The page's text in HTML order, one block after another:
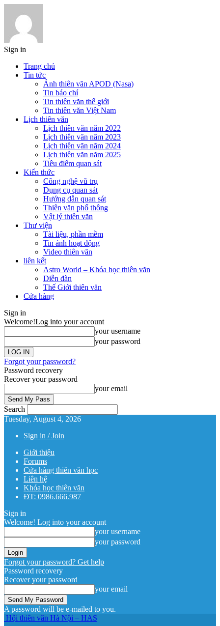
Sign in
Trang chủ
Tin tức
Ảnh thiên văn APOD (Nasa)
Tin báo chí
Tin thiên văn thế giới
Tin thiên văn Việt Nam
Lịch thiên văn
Lịch thiên văn năm 2022
Lịch thiên văn năm 2023
Lịch thiên văn năm 2024
Lịch thiên văn năm 2025
Tiêu điểm quan sát
Kiến thức
Công nghệ vũ trụ
Dụng cụ quan sát
Hướng dẫn quan sát
Thiên văn phổ thông
Vật lý thiên văn
Thư viện
Tài liệu, phần mềm
Tin ảnh hoạt động
Video thiên văn
liên kết
Astro World – Khóa học thiên văn
Diễn đàn
Thế Giới thiên văn
Cửa hàng
Sign in
Welcome!Log into your account
your username
your password
Forgot your password?
Password recovery
Recover your password
your email
Search
Tuesday, August 4, 2026
Sign in / Join
Giới thiệu
Forums
Cửa hàng thiên văn học
Liên hệ
Khóa học thiên văn
ĐT: 0986.666.987
Sign in
Welcome! Log into your account
your username
your password
Forgot your password? Get help
Password recovery
Recover your password
your email
A password will be e-mailed to you.
Hội thiên văn Hà Nội – HAS